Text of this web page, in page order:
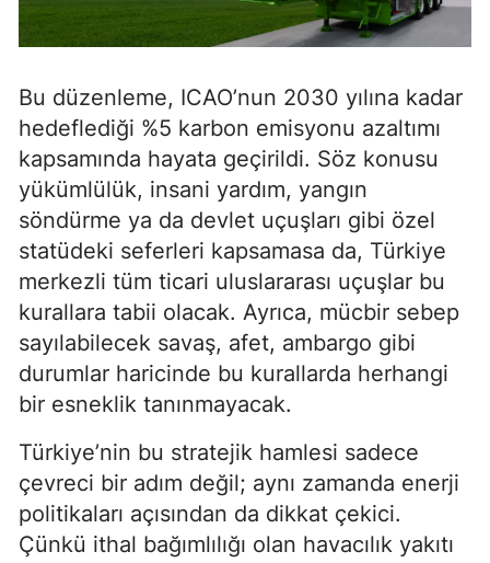
Bu düzenleme, ICAO’nun 2030 yılına kadar
hedeflediği %5 karbon emisyonu azaltımı
kapsamında hayata geçirildi. Söz konusu
yükümlülük, insani yardım, yangın
söndürme ya da devlet uçuşları gibi özel
statüdeki seferleri kapsamasa da, Türkiye
merkezli tüm ticari uluslararası uçuşlar bu
kurallara tabii olacak. Ayrıca, mücbir sebep
sayılabilecek savaş, afet, ambargo gibi
durumlar haricinde bu kurallarda herhangi
bir esneklik tanınmayacak.
Türkiye’nin bu stratejik hamlesi sadece
çevreci bir adım değil; aynı zamanda enerji
politikaları açısından da dikkat çekici.
Çünkü ithal bağımlılığı olan havacılık yakıtı